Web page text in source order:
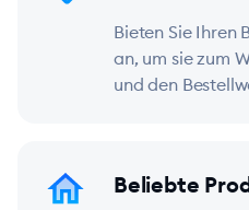
Bieten Sie Ihren
an, um sie zum
und den
Beliebte